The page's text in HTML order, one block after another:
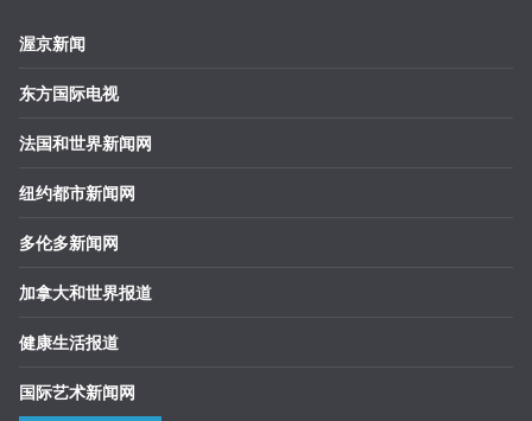
渥京新闻
东方国际电视
法国和世界新闻网
纽约都市新闻网
多伦多新闻网
加拿大和世界报道
健康生活报道
国际艺术新闻网